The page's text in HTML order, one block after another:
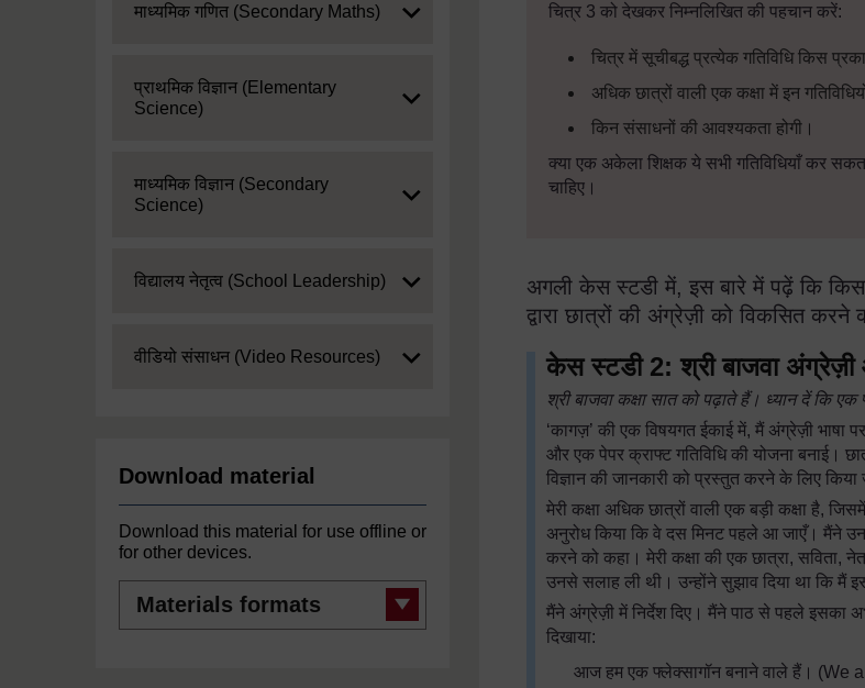
Expand
माध्यमिक गणित (Secondary Maths)
Expand
प्राथमिक विज्ञान (Elementary
Science)
Expand
माध्यमिक विज्ञान (Secondary
Science)
Expand
विद्यालय नेतृत्व (School Leadership)
Expand
वीडियो संसाधन (Video Resources)
Download material
Download this material for use offline or
for other devices.
formats
चित्र 3 को देखकर निम्नलिखित की पहचान करें:
चित्र में सूचीबद्ध प्रत्येक गतिविधि किस
अधिक छात्रों वाली एक कक्षा में इन
किन संसाधनों की आवश्यकता होगी।
क्या एक अकेला शिक्षक ये सभी गतिविधियाँ कर
चाहिए।
अगली केस स्टडी में, इस बारे में पढ़ें कि
द्वारा छात्रों की अंग्रेज़ी को विकसित करने
केस स्टडी 2: श्री बाजवा
श्री बाजवा कक्षा सात को पढ़ाते हैं। ध्यान दें कि
‘कागज़’ की एक विषयगत ईकाई में, मैं अंग्रेज़ी भाषा
और एक पेपर क्राफ्ट गतिविधि की योजना बनाई।
विज्ञान की जानकारी को प्रस्तुत करने के लिए
मेरी कक्षा अधिक छात्रों वाली एक बड़ी कक्षा है,
अनुरोध किया कि वे दस मिनट पहले आ जाएँ। मैंने
करने को कहा। मेरी कक्षा की एक छात्रा, सविता,
उनसे सलाह ली थी। उन्होंने सुझाव दिया था कि मैं
मैंने अंग्रेज़ी में निर्देश दिए। मैंने पाठ से पहले इसका
दिखाया:
आज हम एक फ्लेक्सागॉन बनाने वाले हैं। (We